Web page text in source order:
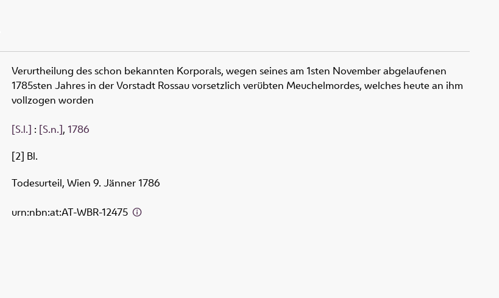
Verurtheilung des schon bekannten Korporals, wegen seines am 1sten November abgelaufenen
1785sten Jahres in der Vorstadt Rossau vorsetzlich verübten Meuchelmordes, welches heute an ihm
vollzogen worden
[S.l.] : [S.n.], 1786
[2] Bl.
Todesurteil, Wien 9. Jänner 1786
urn:nbn:at:AT-WBR-12475